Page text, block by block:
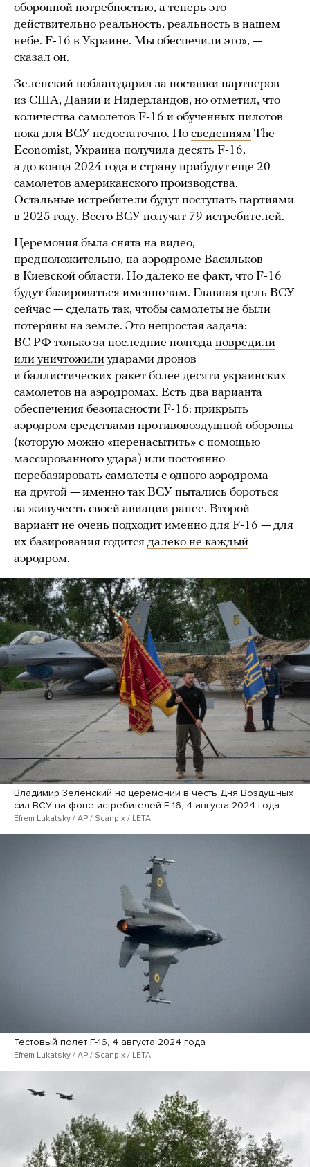
оборонной потребностью, а теперь это
действительно реальность, реальность в нашем
небе. F-16 в Украине. Мы обеспечили это», —
сказал он.
Зеленский поблагодарил за поставки партнеров
из США, Дании и Нидерландов, но отметил, что
количества самолетов F-16 и обученных пилотов
пока для ВСУ недостаточно. По сведениям The
Economist, Украина получила десять F-16,
а до конца 2024 года в страну прибудут еще 20
самолетов американского производства.
Остальные истребители будут поступать партиями
в 2025 году. Всего ВСУ получат 79 истребителей.
Церемония была снята на видео,
предположительно, на аэродроме Васильков
в Киевской области. Но далеко не факт, что F-16
будут базироваться именно там. Главная цель ВСУ
сейчас — сделать так, чтобы самолеты не были
потеряны на земле. Это непростая задача:
ВС РФ только за последние полгода повредили
или уничтожили ударами дронов
и баллистических ракет более десяти украинских
самолетов на аэродромах. Есть два варианта
обеспечения безопасности F-16: прикрыть
аэродром средствами противовоздушной обороны
(которую можно «перенасытить» с помощью
массированного удара) или постоянно
перебазировать самолеты с одного аэродрома
на другой — именно так ВСУ пытались бороться
за живучесть своей авиации ранее. Второй
вариант не очень подходит именно для F-16 — для
их базирования годится далеко не каждый
аэродром.
Владимир Зеленский на церемонии в честь Дня Воздушных
сил ВСУ на фоне истребителей F-16, 4 августа 2024 года
Efrem Lukatsky / AP / Scanpix / LETA
Тестовый полет F-16, 4 августа 2024 года
Efrem Lukatsky / AP / Scanpix / LETA